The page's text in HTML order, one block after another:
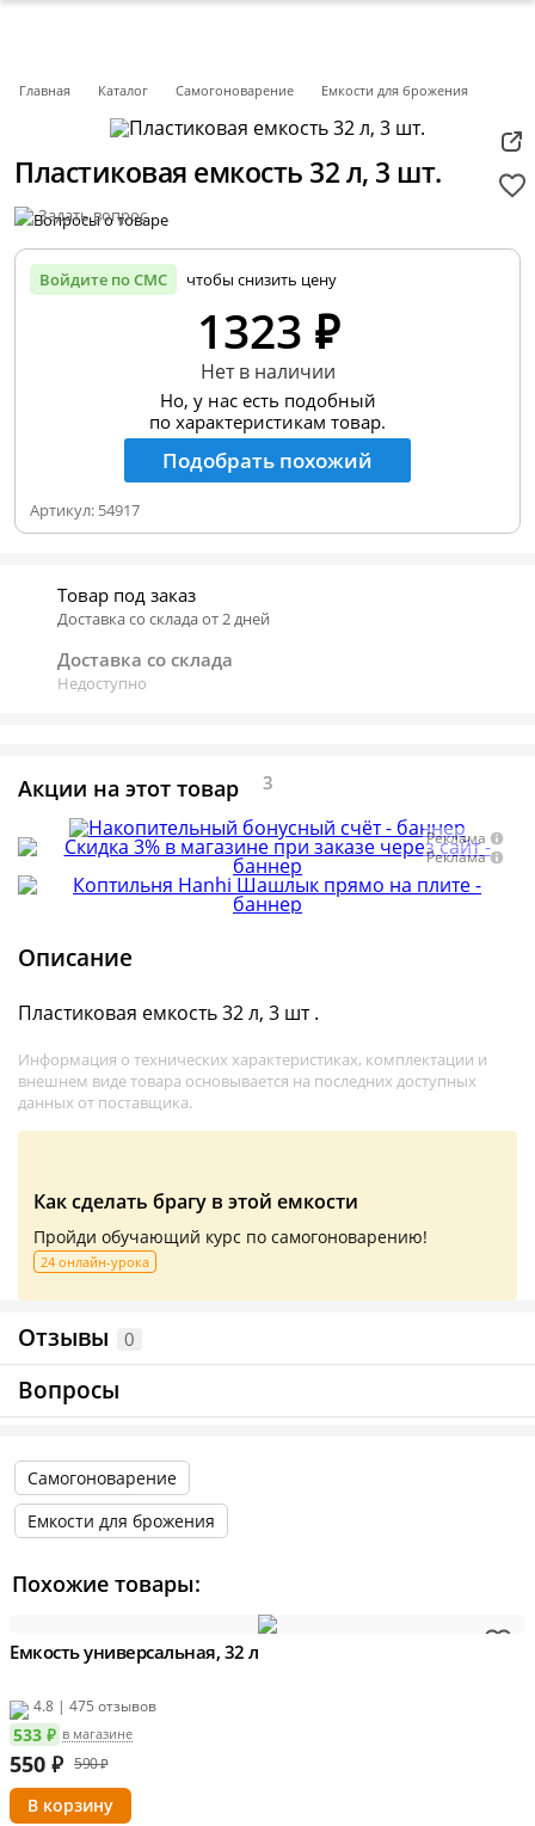
Главная Каталог Самогоноварение Емкости для брожения
Пластиковая емкость 32 л, 3 шт.
Задать вопрос
Войдите по СМС чтобы снизить цену
1323 ₽
Нет в наличии
Но, у нас есть подобный
по характеристикам товар.
Подобрать похожий
Артикул: 54917
Товар под заказ
Доставка со склада от 2 дней
Доставка со склада
Недоступно
Акции на этот товар 3
Реклама
Реклама
Описание
Пластиковая емкость 32 л, 3 шт .
Информация о технических характеристиках, комплектации и
внешнем виде товара основывается на последних доступных
данных от поставщика.
Как сделать брагу в этой емкости
Пройди обучающий курс по самогоноварению!
24 онлайн-урока
Отзывы 0
Вопросы
Самогоноварение
Емкости для брожения
Похожие товары:
Емкость универсальная, 32 л
4.8 | 475 отзывов
533 ₽ в магазине
550 ₽ 590 ₽